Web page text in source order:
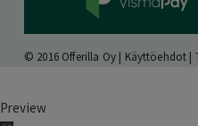
© 2016 Offerilla Oy | Käyttöehdot |
Preview